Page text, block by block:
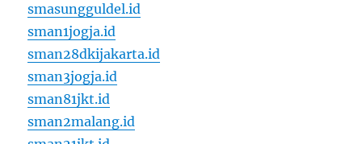
smasungguldel.id
sman1jogja.id
sman28dkijakarta.id
sman3jogja.id
sman81jkt.id
sman2malang.id